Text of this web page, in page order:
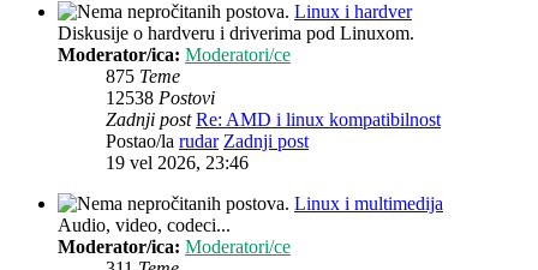
Linux i hardver
Diskusije o hardveru i driverima pod Linuxom.
Moderator/ica: Moderatori/ce
875 Teme
12538 Postovi
Zadnji post Re: AMD i linux kompatibilnost
Postao/la rudar Zadnji post
19 vel 2026, 23:46
Linux i multimedija
Audio, video, codeci...
Moderator/ica: Moderatori/ce